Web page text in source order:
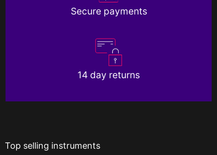
Secure payments
14 day returns
Top selling instruments